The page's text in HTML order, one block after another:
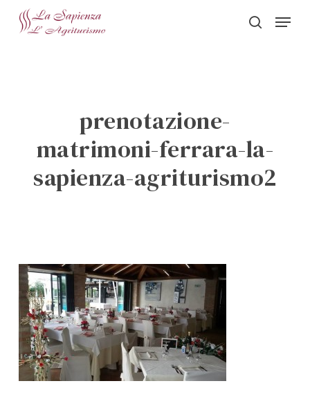
search
Menu
prenotazione-
matrimoni-ferrara-la-
sapienza-agriturismo2